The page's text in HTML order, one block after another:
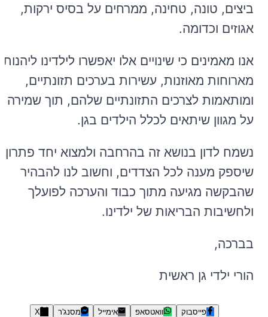
ביצים, טונה, טחינה, ממרחים על בסיס ירקות,
אגוזים וכדומה.
אנו מאמינים כי שינויים אלו יאפשרו לילדינו ליהנות
מארוחות מאוזנות, עשירות בערכים תזונתיים,
ומותאמות לצרכים התזונתיים שלהם, תוך שמירה
על מגוון שיתאים לכלל הילדים בגן.
נשמח לדון בנושא זה בהרחבה ולמצוא יחד פתרון
שיספק מענה לכל הצדדים, וחשוב לנו להבהיר
שהבקשה מגיעה מתוך כבוד והערכה לפועלך
ולחשיבות הבריאות של ילדינו.
בברכה,
הורי ילדי גן ראשית
פייסבוק וואטסאפ אימייל מסנג'ר X